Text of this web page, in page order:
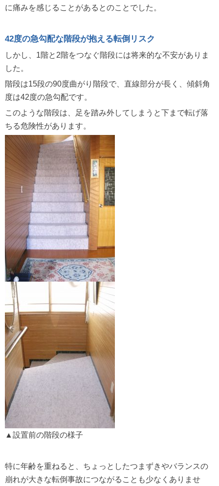
に痛みを感じることがあるとのことでした。
42度の急勾配な階段が抱える転倒リスク
しかし、1階と2階をつなぐ階段には将来的な不安がありま
した。
階段は15段の90度曲がり階段で、直線部分が長く、傾斜角
度は42度の急勾配です。
このような階段は、足を踏み外してしまうと下まで転げ落
ちる危険性があります。
▲設置前の階段の様子
特に年齢を重ねると、ちょっとしたつまずきやバランスの
崩れが大きな転倒事故につながることも少なくありませ